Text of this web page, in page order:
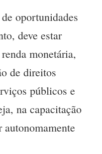
oportunidades
deve estar
monetária,
de direitos
públicos e
na capacitação